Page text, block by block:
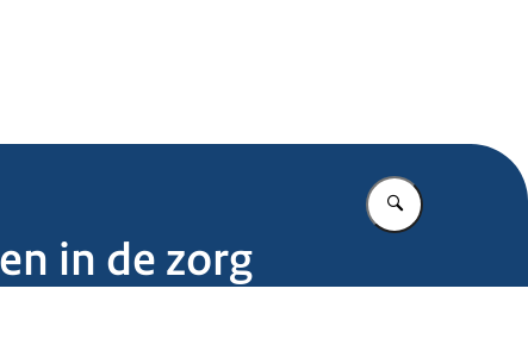
Vul in wat u
in de zorg